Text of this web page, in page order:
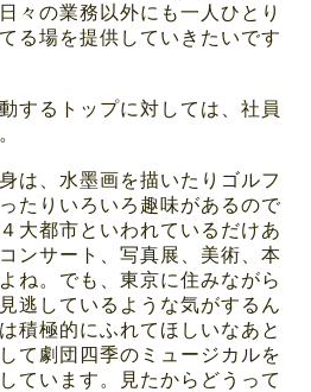
々の業務以外にも一人ひとり
る場を提供していきたいです
するトップに対しては、社員
は、水墨画を描いたりゴルフ
たりいろいろ趣味があるので
大都市といわれているだけあ
ンサート、写真展、美術、本
ね。でも、東京に住みながら
逃しているような気がするん
積極的にふれてほしいなあと
て劇団四季のミュージカルを
ています。見たからどうって